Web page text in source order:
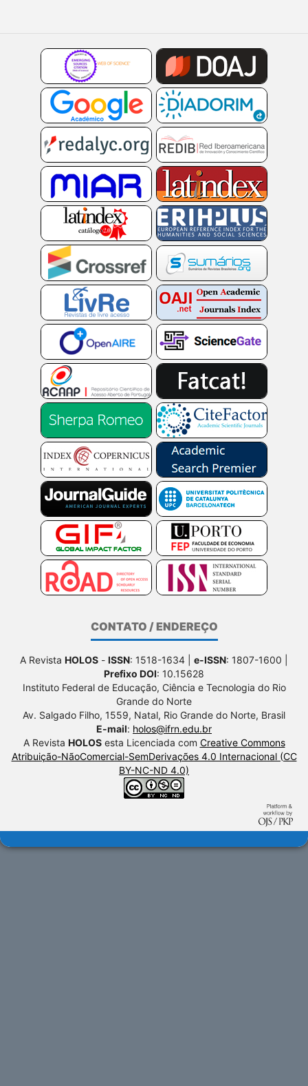
CONTATO / ENDEREÇO
A Revista HOLOS - ISSN: 1518-1634 | e-ISSN: 1807-1600 |
Prefixo DOI: 10.15628
Instituto Federal de Educação, Ciência e Tecnologia do Rio
Grande do Norte
Av. Salgado Filho, 1559, Natal, Rio Grande do Norte, Brasil
E-mail: holos@ifrn.edu.br
A Revista HOLOSesta Licenciada com Creative Commons
Atribuição-NãoComercial-SemDerivações 4.0 Internacional (CC
BY-NC-ND 4.0)